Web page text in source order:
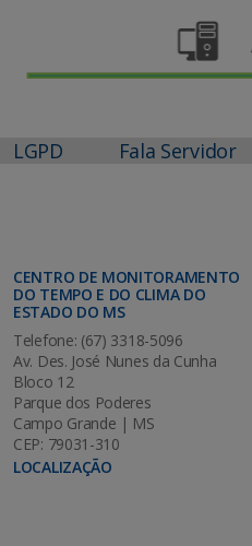
LGPD Fala Servidor
CENTRO DE MONITORAMENTO
DO TEMPO E DO CLIMA DO
ESTADO DO MS
Telefone: (67) 3318-5096
Av. Des. José Nunes da Cunha
Bloco 12
Parque dos Poderes
Campo Grande | MS
CEP: 79031-310
LOCALIZAÇÃO